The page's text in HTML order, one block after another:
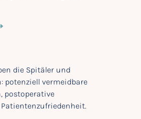
die Spitäler und
potenziell vermeidbare
postoperative